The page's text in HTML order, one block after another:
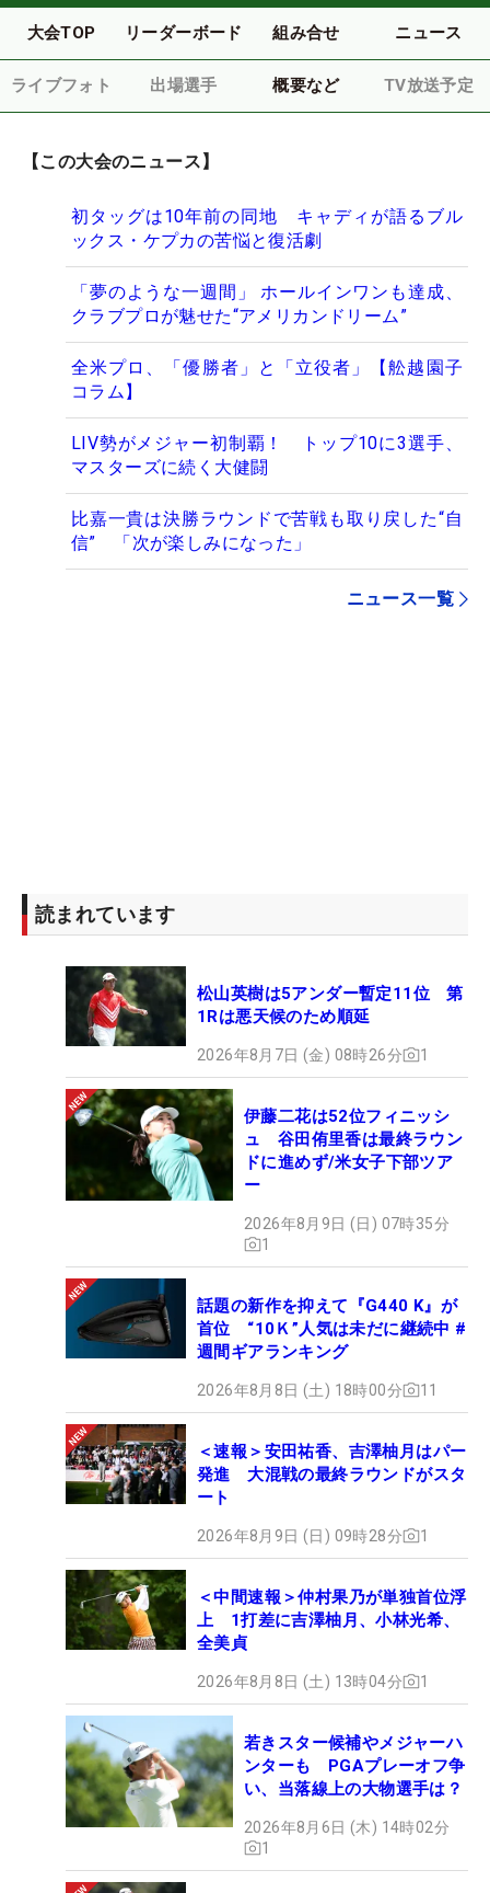
大会TOP リーダーボード 組み合せ ニュース
ライブフォト 出場選手 概要など TV放送予定
【この大会のニュース】
初タッグは10年前の同地 キャディが語るブル
ックス・ケプカの苦悩と復活劇
「夢のような一週間」 ホールインワンも達成、
クラブプロが魅せた“アメリカンドリーム”
全米プロ、「優勝者」と「立役者」【舩越園子
コラム】
LIV勢がメジャー初制覇！ トップ10に3選手、
マスターズに続く大健闘
比嘉一貴は決勝ラウンドで苦戦も取り戻した“自
信” 「次が楽しみになった」
ニュース一覧
読まれています
松山英樹は5アンダー暫定11位 第
1Rは悪天候のため順延
2026年8月7日 (金) 08時26分 1
伊藤二花は52位フィニッシ
ュ 谷田侑里香は最終ラウン
ドに進めず/米女子下部ツア
ー
2026年8月9日 (日) 07時35分
1
話題の新作を抑えて『G440 K』が
首位 “10Ｋ”人気は未だに継続中 #
週間ギアランキング
2026年8月8日 (土) 18時00分 11
＜速報＞安田祐香、吉澤柚月はパー
発進 大混戦の最終ラウンドがスタ
ート
2026年8月9日 (日) 09時28分 1
＜中間速報＞仲村果乃が単独首位浮
上 1打差に吉澤柚月、小林光希、
全美貞
2026年8月8日 (土) 13時04分 1
若きスター候補やメジャーハ
ンターも PGAプレーオフ争
い、当落線上の大物選手は？
2026年8月6日 (木) 14時02分
1